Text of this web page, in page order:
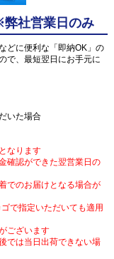
社営業日のみ
どに便利な「即納OK」の
で、最短翌日にお手元に
いた場合
なります
確認ができた翌営業日の
でのお届けとなる場合が
で指定いただいても適用
ございます
では当日出荷できない場